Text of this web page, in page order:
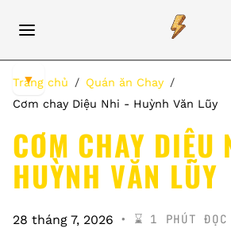
Trang chủ
Quán ăn Chay
Cơm chay Diệu Nhi - Huỳnh Văn Lũy
CƠM CHAY DIỆU
HUỲNH VĂN LŨY
28 tháng 7, 2026 ⌛️ 1 PHÚT ĐỌC
▼